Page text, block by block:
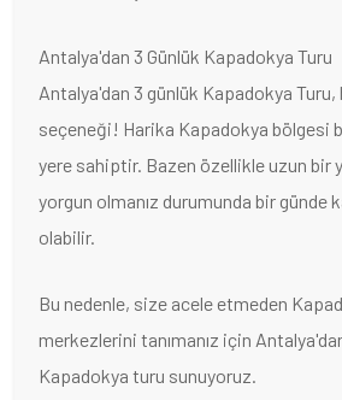
Antalya'dan 3 Günlük Kapadokya Turu
Antalya'dan 3 günlük Kapadokya
seçeneği! Harika Kapadokya bölgesi
yere sahiptir. Bazen özellikle uzun bir
yorgun olmanız durumunda bir günde
olabilir.
Bu nedenle, size acele etmeden
merkezlerini tanımanız için
Kapadokya turu sunuyoruz.